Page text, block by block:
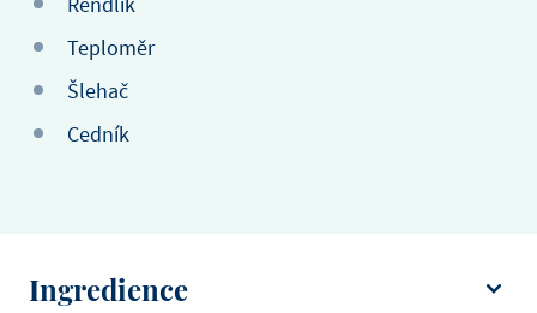
Teploměr
Šlehač
Cedník
Ingredience